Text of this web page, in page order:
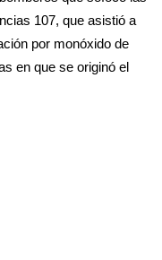
107, que asistió a
por monóxido de
en que se originó el